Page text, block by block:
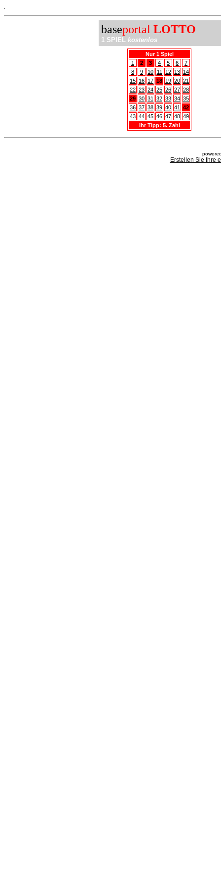
baseportal LOTTO
1 SPIEL kostenlos
Nur 1 Spiel
1
2 3 4 5 6
7
8
9 10 11 12 13 14
15 16 17 18 19 20 21
22 23 24 25 26 27 28
29 30 31 32 33 34 35
36 37 38 39 40 41
42
43 44 45 46 47 48 49
Ihr Tipp: 5. Zahl
Erstellen Sie Ihre